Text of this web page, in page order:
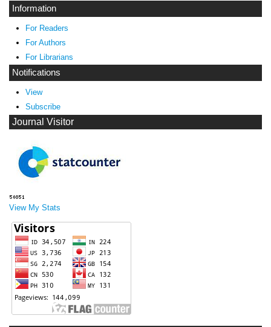
Information
For Readers
For Authors
For Librarians
Notifications
View
Subscribe
Journal Visitor
View My Stats